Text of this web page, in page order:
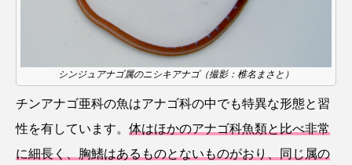
＜ツバメウオ＞は意外
と美味しい！ “でかい
際に食べてみた
椎名まさ
2026.08.05
＜なぜ釣り人は魚拓を
とるのか？＞ 魚拓が
もつ不思議な力──祖
父と子の魚拓からその
意味を問いなおす
清水む
み
2026.08.09
キーワードから探す
シンジュアナゴ属のニシキアナゴ（撮影：椎名まさと）
チンアナゴ亜科の魚はアナゴ科の中でも特異な形態と習
性を有しています。 体はほかのアナゴ科魚類と比べ非常
に細長く、胸鰭はあるものとないものがおり、同じ属の